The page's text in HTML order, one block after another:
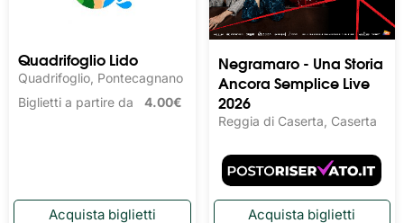
Quadrifoglio Lido
Quadrifoglio, Pontecagnano
Biglietti a partire da 4.00€
Negramaro - Una Storia
Ancora Semplice Live
2026
Reggia di Caserta, Caserta